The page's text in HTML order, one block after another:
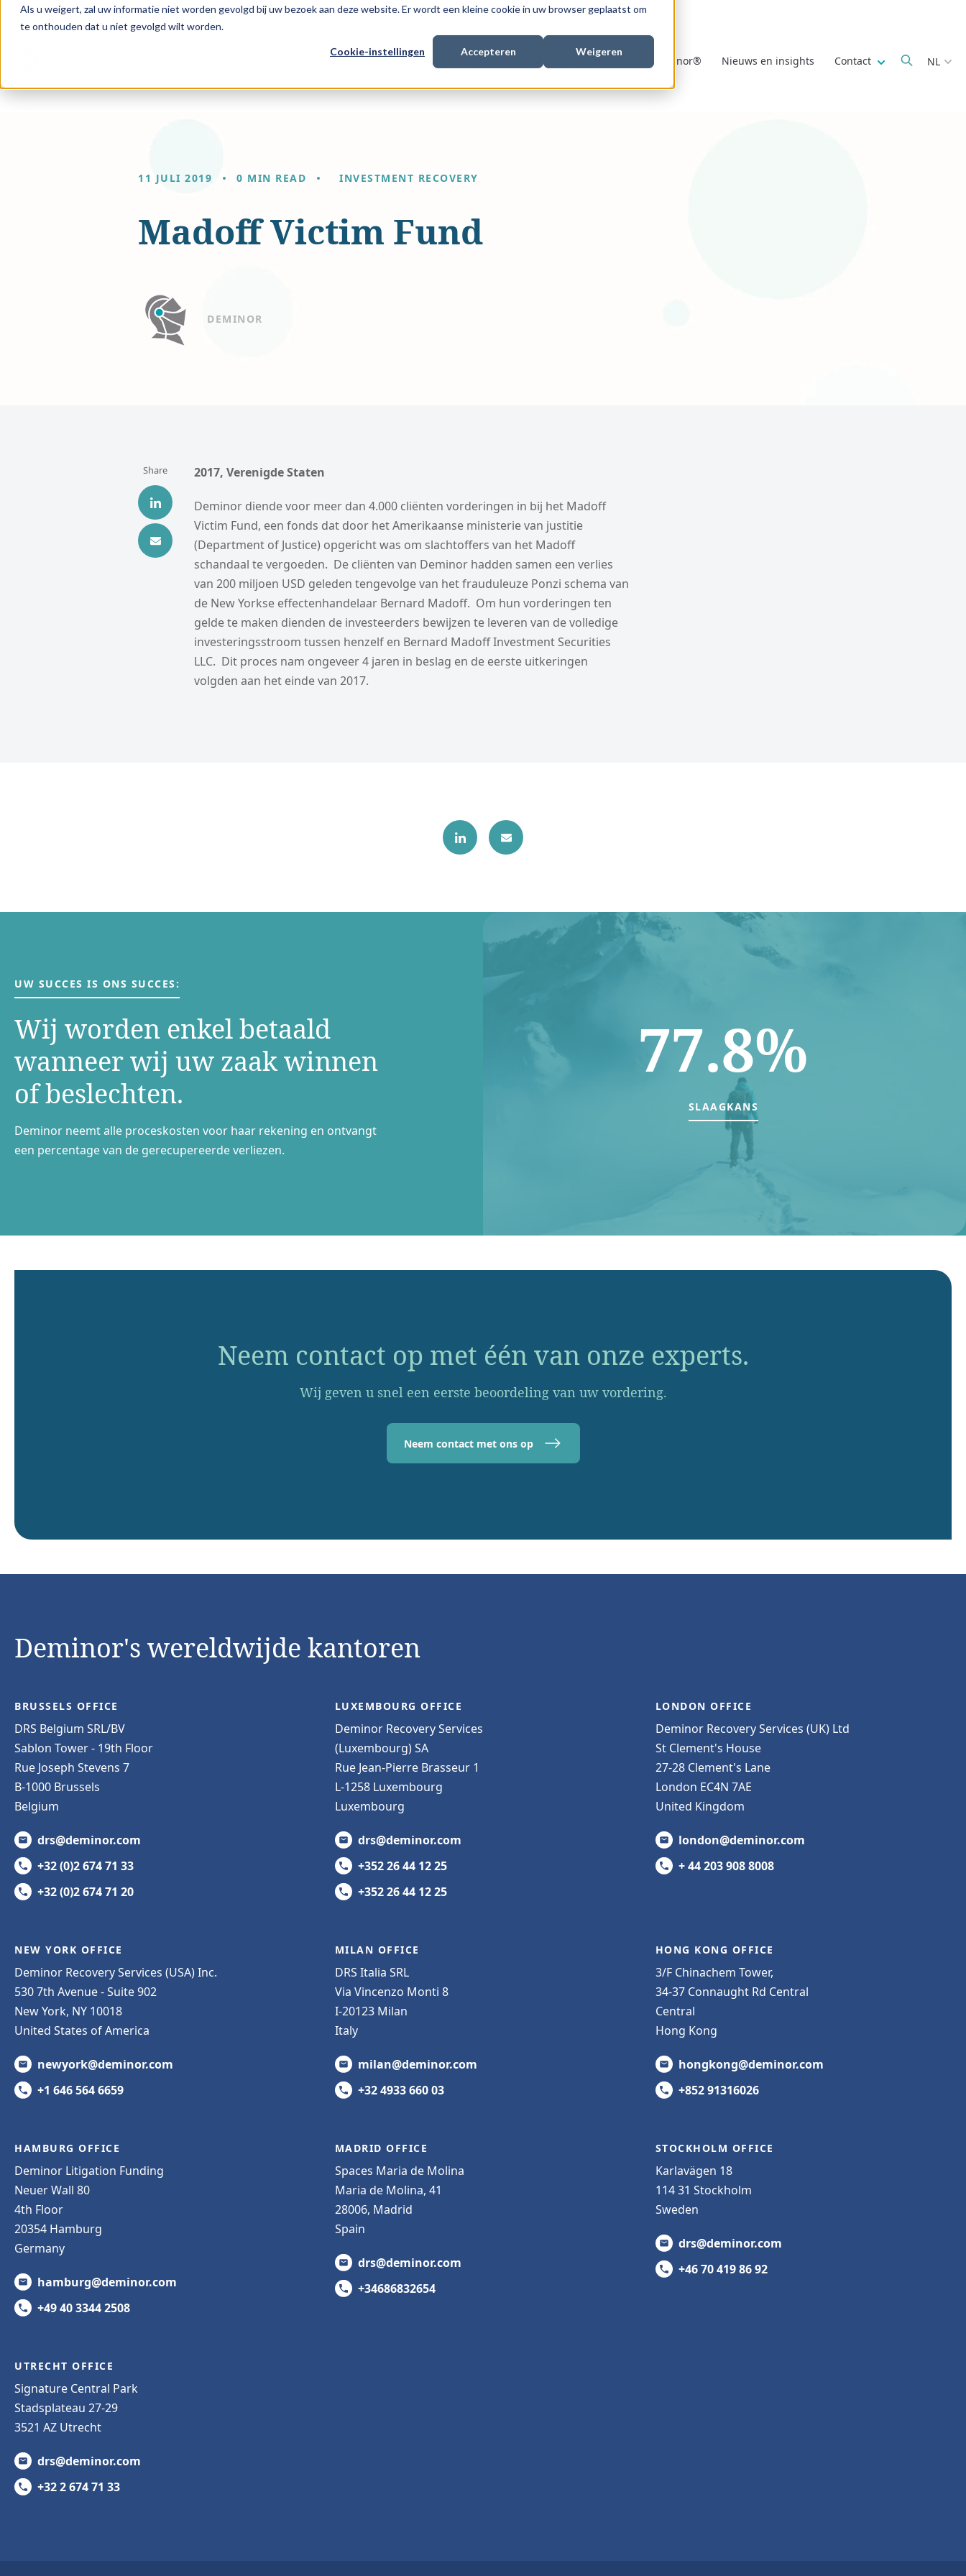
Als u weigert, zal uw informatie niet worden gevolgd bij uw bezoek aan deze website. Er wordt een kleine cookie in uw browser geplaatst om
te onthouden dat u niet gevolgd wilt worden.
Cookie-instellingen Accepteren Weigeren
Oplossingen en expertise Procesfinanciering Met wie we werken Over Deminor® Nieuws en insights Contact Show submenu
NL
11 JULI 2019 0 MIN READ INVESTMENT RECOVERY
Madoff Victim Fund
DEMINOR
Share 2017, Verenigde Staten
Deminor diende voor meer dan 4.000 cliënten vorderingen in bij het Madoff
Victim Fund, een fonds dat door het Amerikaanse ministerie van justitie
(Department of Justice) opgericht was om slachtoffers van het Madoff
schandaal te vergoeden. De cliënten van Deminor hadden samen een verlies
van 200 miljoen USD geleden tengevolge van het frauduleuze Ponzi schema van
de New Yorkse effectenhandelaar Bernard Madoff. Om hun vorderingen ten
gelde te maken dienden de investeerders bewijzen te leveren van de volledige
investeringsstroom tussen henzelf en Bernard Madoff Investment Securities
LLC. Dit proces nam ongeveer 4 jaren in beslag en de eerste uitkeringen
volgden aan het einde van 2017.
UW SUCCES IS ONS SUCCES:
Wij worden enkel betaald
wanneer wij uw zaak winnen
of beslechten.
Deminor neemt alle proceskosten voor haar rekening en ontvangt
een percentage van de gerecupereerde verliezen.
77.8%
SLAAGKANS
Neem contact op met één van onze experts.
Wij geven u snel een eerste beoordeling van uw vordering.
Neem contact met ons op
Deminor's wereldwijde kantoren
BRUSSELS OFFICE
DRS Belgium SRL/BV
Sablon Tower - 19th Floor
Rue Joseph Stevens 7
B-1000 Brussels
Belgium
drs@deminor.com
+32 (0)2 674 71 33
+32 (0)2 674 71 20
LUXEMBOURG OFFICE
Deminor Recovery Services
(Luxembourg) SA
Rue Jean-Pierre Brasseur 1
L-1258 Luxembourg
Luxembourg
drs@deminor.com
+352 26 44 12 25
+352 26 44 12 25
LONDON OFFICE
Deminor Recovery Services (UK) Ltd
St Clement's House
27-28 Clement's Lane
London EC4N 7AE
United Kingdom
london@deminor.com
+ 44 203 908 8008
NEW YORK OFFICE
Deminor Recovery Services (USA) Inc.
530 7th Avenue - Suite 902
New York, NY 10018
United States of America
newyork@deminor.com
+1 646 564 6659
MILAN OFFICE
DRS Italia SRL
Via Vincenzo Monti 8
I-20123 Milan
Italy
milan@deminor.com
+32 4933 660 03
HONG KONG OFFICE
3/F Chinachem Tower,
34-37 Connaught Rd Central
Central
Hong Kong
hongkong@deminor.com
+852 91316026
HAMBURG OFFICE
Deminor Litigation Funding
Neuer Wall 80
4th Floor
20354 Hamburg
Germany
hamburg@deminor.com
+49 40 3344 2508
MADRID OFFICE
Spaces Maria de Molina
Maria de Molina, 41
28006, Madrid
Spain
drs@deminor.com
+34686832654
STOCKHOLM OFFICE
Karlavägen 18
114 31 Stockholm
Sweden
drs@deminor.com
+46 70 419 86 92
UTRECHT OFFICE
Signature Central Park
Stadsplateau 27-29
3521 AZ Utrecht
drs@deminor.com
+32 2 674 71 33